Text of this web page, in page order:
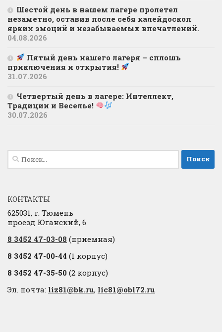
Шестой день в нашем лагере пролетел
незаметно, оставив после себя калейдоскоп
ярких эмоций и незабываемых впечатлений.
04.08.2026
Пятый день нашего лагеря – сплошь
приключения и открытия!
31.07.2026
Четвертый день в лагере: Интеллект,
Традиции и Веселье!
30.07.2026
Найти:
КОНТАКТЫ
625031, г. Тюмень
проезд Юганский, 6
8 3452 47-03-08 (приемная)
8 3452 47-00-44 (1 корпус)
8 3452 47-35-50 (2 корпус)
Эл. почта: liz81@bk.ru, lic81@obl72.ru